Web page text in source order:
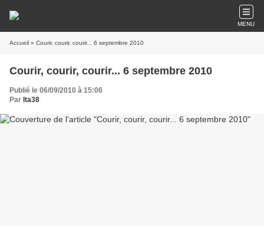
MENU
Accueil » Courir, courir, courir... 6 septembre 2010
Courir, courir, courir... 6 septembre 2010
Publié le 06/09/2010 à 15:06
Par lta38